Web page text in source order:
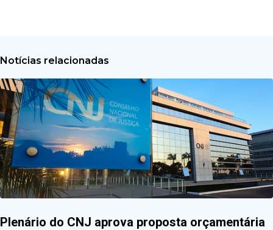
Notícias relacionadas
Plenário do CNJ aprova proposta orçamentária